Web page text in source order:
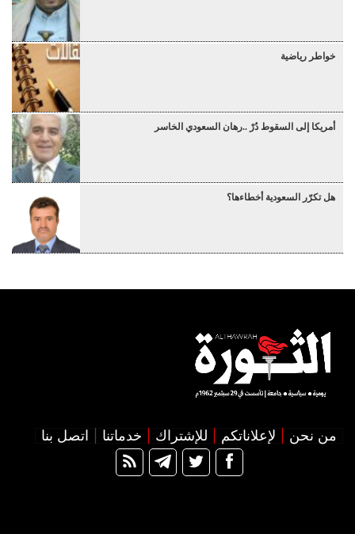
خواطر رياضية
أمريكا إلى السقوط دُرْ ..رهان السعودي الخاسر
هل تكرّر السعودية أخطاءها؟
من نحن لإعلاناتكم للإشتراك خدماتنا اتصل بنا